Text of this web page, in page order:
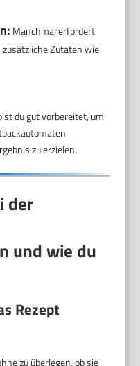
Manchmal erfordert
Zutaten wie
du gut vorbereitet, um
zu erzielen.
der
und wie du
Rezept
zu überlegen, ob sie